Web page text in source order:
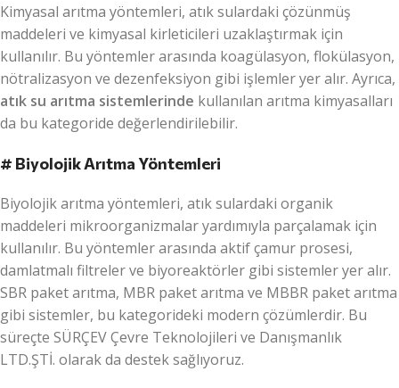
Kimyasal arıtma yöntemleri, atık sulardaki çözünmüş
maddeleri ve kimyasal kirleticileri uzaklaştırmak için
kullanılır. Bu yöntemler arasında koagülasyon, flokülasyon,
nötralizasyon ve dezenfeksiyon gibi işlemler yer alır. Ayrıca,
atık su arıtma sistemlerinde kullanılan arıtma kimyasalları
da bu kategoride değerlendirilebilir.
# Biyolojik Arıtma Yöntemleri
Biyolojik arıtma yöntemleri, atık sulardaki organik
maddeleri mikroorganizmalar yardımıyla parçalamak için
kullanılır. Bu yöntemler arasında aktif çamur prosesi,
damlatmalı filtreler ve biyoreaktörler gibi sistemler yer alır.
SBR paket arıtma, MBR paket arıtma ve MBBR paket arıtma
gibi sistemler, bu kategorideki modern çözümlerdir. Bu
süreçte SÜRÇEV Çevre Teknolojileri ve Danışmanlık
LTD.ŞTİ. olarak da destek sağlıyoruz.